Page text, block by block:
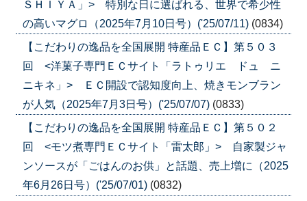
ＳＨＩＹＡ」> 特別な日に選ばれる、世界で希少性
の高いマグロ（2025年7月10日号）('25/07/11) (0834)
【こだわりの逸品を全国展開 特産品ＥＣ】第５０３
回 <洋菓子専門ＥＣサイト「ラトゥリエ ドュ ニ
ニキネ」> ＥＣ開設で認知度向上、焼きモンブラン
が人気（2025年7月3日号）('25/07/07) (0833)
【こだわりの逸品を全国展開 特産品ＥＣ】第５０２
回 <モツ煮専門ＥＣサイト「雷太郎」> 自家製ジャ
ンソースが「ごはんのお供」と話題、売上増に（2025
年6月26日号）('25/07/01) (0832)